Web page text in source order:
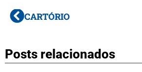
CARTÓRIO
Posts relacionados